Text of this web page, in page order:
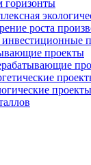
горизонты
роста
проекты
проекты